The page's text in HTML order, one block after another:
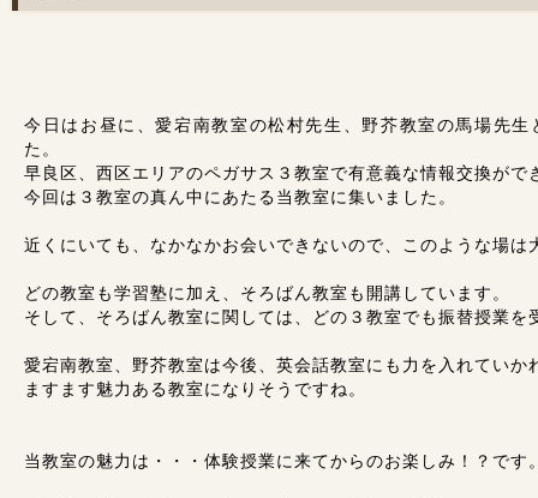
今日はお昼に、愛宕南教室の松村先生、野芥教室の馬場先
た。
早良区、西区エリアのペガサス３教室で有意義な情報交換がで
今回は３教室の真ん中にあたる当教室に集いました。
近くにいても、なかなかお会いできないので、このような場は
どの教室も学習塾に加え、そろばん教室も開講しています。
そして、そろばん教室に関しては、どの３教室でも振替授業を
愛宕南教室、野芥教室は今後、英会話教室にも力を入れていか
ますます魅力ある教室になりそうですね。
当教室の魅力は・・・体験授業に来てからのお楽しみ！？です